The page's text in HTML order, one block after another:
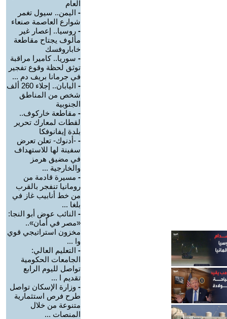
العام
- اليمن.. سيول تغمر
شوارع العاصمة صنعاء
- روسيا.. إعصار غير
مألوف يجتاح مقاطعة
خاباروفسك
- سوريا.. كاميرا مراقبة
توثق لحظة وقوع تفجير
في جرمانا بريف دم ...
-
اليابان.. إجلاء 260 ألف
شخص من المناطق
الجنوبية
- مقاطعة خاركوف..
لقطات لمعارك تحرير
بلدة إيفانوفكا
- -أدنوك- تعلن تعرض
سفينة لها للاستهداف
في مضيق هرمز
والخارجية ...
- مسيرة قادمة من
رومانيا تنفجر بالقرب
من خط أنابيب غاز في
بلغا ...
- النائب عوض أبو النجا:
«مصر في أمان»..
مخزون استراتيجي قوي
وا ...
- التعليم العالي:
الجامعات الحكومية
تواصل لليوم الرابع
تقديم ا ...
- وزارة الإسكان تواصل
طرح فرص استثمارية
متنوعة من خلال
المنصات ...